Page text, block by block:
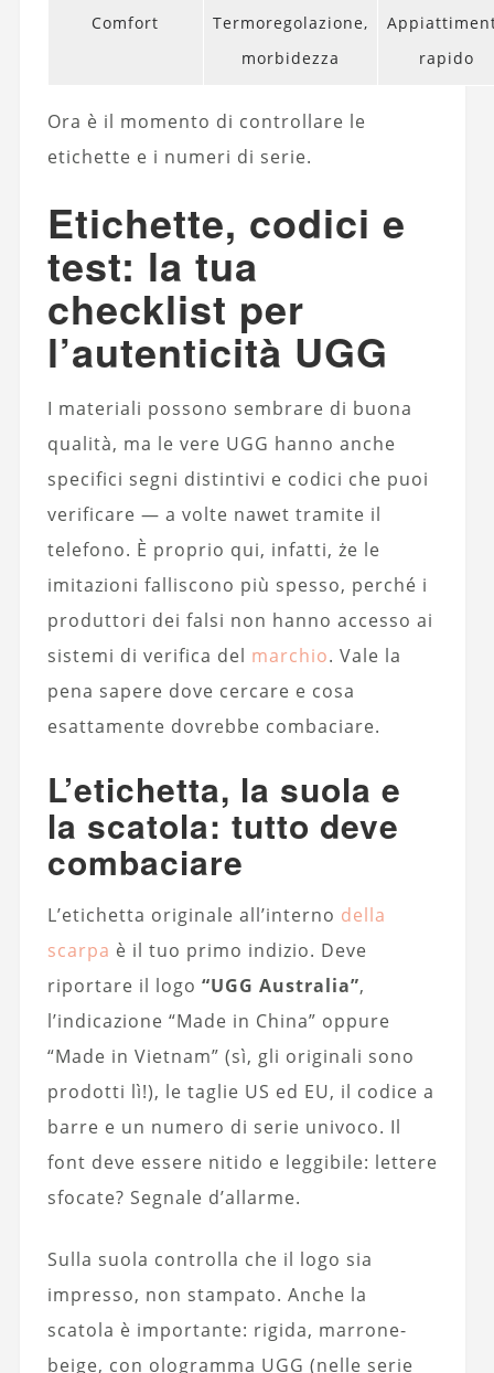
Comfort
Termoregolazione,
morbidezza
rapido
Ora è il momento di controllare le
etichette e i numeri di serie.
Etichette, codici e
test: la tua
checklist per
l’autenticità UGG
I materiali possono sembrare di buona
qualità, ma le vere UGG hanno anche
specifici segni distintivi e codici che puoi
verificare — a volte nawet tramite il
telefono. È proprio qui, infatti, że le
imitazioni falliscono più spesso, perché i
produttori dei falsi non hanno accesso ai
sistemi di verifica del marchio. Vale la
pena sapere dove cercare e cosa
esattamente dovrebbe combaciare.
L’etichetta, la suola e
la scatola: tutto deve
combaciare
L’etichetta originale all’interno della
scarpa è il tuo primo indizio. Deve
riportare il logo “UGG Australia”,
l’indicazione “Made in China” oppure
“Made in Vietnam” (sì, gli originali sono
prodotti lì!), le taglie US ed EU, il codice a
barre e un numero di serie univoco. Il
font deve essere nitido e leggibile: lettere
sfocate? Segnale d’allarme.
Sulla suola controlla che il logo sia
impresso, non stampato. Anche la
scatola è importante: rigida, marrone-
beige, con ologramma UGG (nelle serie